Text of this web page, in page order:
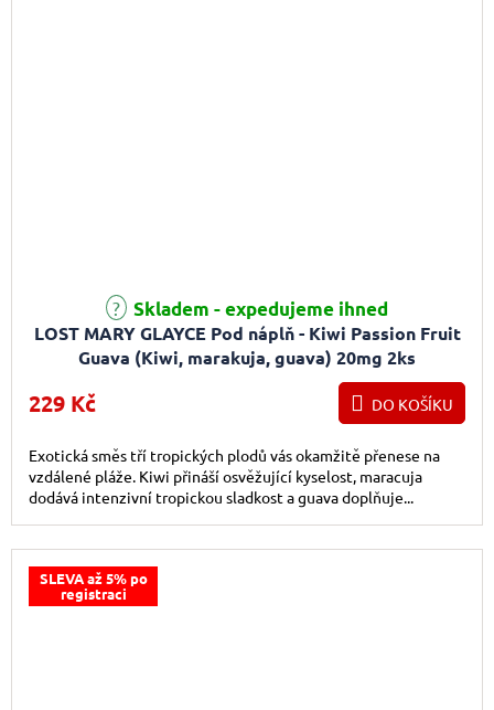
LOST MARY GLAYCE Pod náplň - Kiwi Passion Fruit
Guava (Kiwi, marakuja, guava) 20mg 2ks
Skladem - expedujeme ihned
229 Kč DO KOŠÍKU
Exotická směs tří tropických plodů vás okamžitě přenese na
vzdálené pláže. Kiwi přináší osvěžující kyselost, maracuja
dodává intenzivní tropickou sladkost a guava doplňuje...
SLEVA až 5% po
registraci